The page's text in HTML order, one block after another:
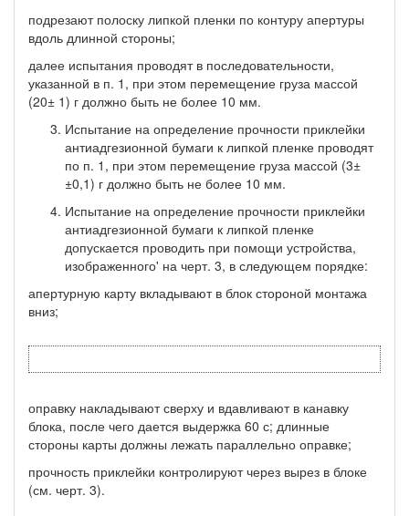
подрезают полоску липкой пленки по контуру апертуры
вдоль длинной стороны;
далее испытания проводят в последовательности,
указанной в п. 1, при этом перемещение груза массой
(20± 1) г должно быть не более 10 мм.
Испытание на определение прочности приклейки
антиадгезионной бумаги к липкой пленке проводят
по п. 1, при этом перемещение груза массой (3±
±0,1) г должно быть не более 10 мм.
Испытание на определение прочности приклейки
антиадгезионной бумаги к липкой пленке
допускается проводить при помощи устройства,
изображенного' на черт. 3, в следующем порядке:
апертурную карту вкладывают в блок стороной монтажа
вниз;
оправку накладывают сверху и вдавливают в канавку
блока, после чего дается выдержка 60 с; длинные
стороны карты должны лежать параллельно оправке;
прочность приклейки контролируют через вырез в блоке
(см. черт. 3).